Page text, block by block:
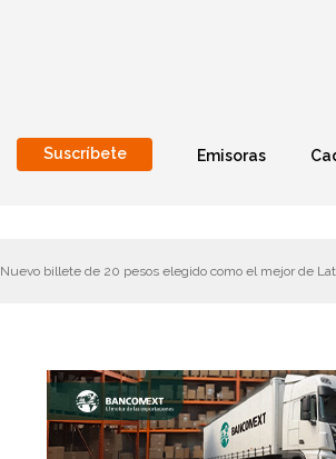
Suscríbete Emisoras
Nuevo billete de 20 pesos elegido como el mejor de